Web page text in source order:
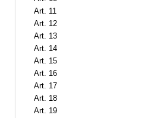
Art. 11
Art. 12
Art. 13
Art. 14
Art. 15
Art. 16
Art. 17
Art. 18
Art. 19